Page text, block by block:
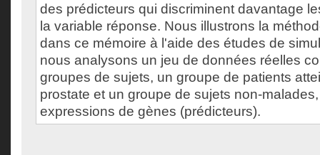
des prédicteurs qui discriminent davantage
la variable réponse. Nous illustrons la
dans ce mémoire à l'aide des études de
nous analysons un jeu de données réelles
groupes de sujets, un groupe de patients
prostate et un groupe de sujets non-
expressions de gènes (prédicteurs).